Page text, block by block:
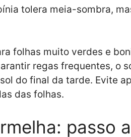
tolera meia-sombra,
folhas muito verdes e
regas frequentes, o
do final da tarde. Evite
das folhas.
passo